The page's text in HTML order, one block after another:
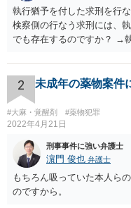
執行猶予を付した求刑を行
検察側の行なう求刑には、
でも存在するのですか？ →
検察サイドに裁量がありま
どうすべきかをこの場で尋
しようがありません。
2 未成年の薬物案件
#大麻・覚醒剤 #薬物犯罪
2022年4月21日
刑事事件に強い弁護士
濵門 俊也 弁護士
もちろん吸っていた本人ら
のですから。